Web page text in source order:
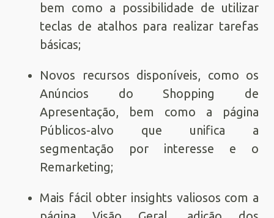
bem como a possibilidade de utilizar
teclas de atalhos para realizar tarefas
básicas;
Novos recursos disponíveis, como os
Anúncios do Shopping de
Apresentação, bem como a página
Públicos-alvo que unifica a
segmentação por interesse e o
Remarketing;
Mais fácil obter insights valiosos com a